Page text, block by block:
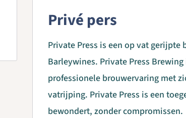
Privé pers
Private Press is een op vat
Barleywines. Private Press
professionele brouwervaring met
vatrijping. Private Press is een
bewondert, zonder compromissen.